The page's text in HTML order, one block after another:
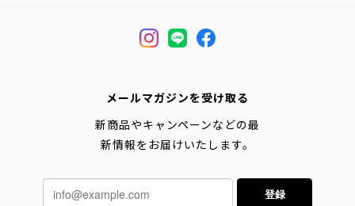
メールマガジンを受け取る
新商品やキャンペーンなどの最
新情報をお届けいたします。
登録